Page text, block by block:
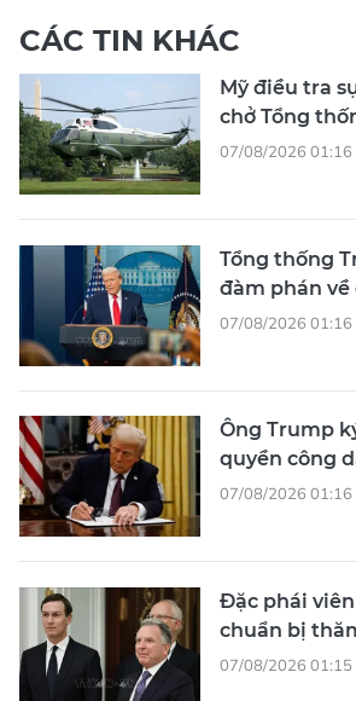
CÁC TIN KHÁC
Mỹ điều tra
chở Tổng
07/08/2026 01:16
Tổng thống
đàm phán về
07/08/2026 01:16
Ông Trump
quyền công
07/08/2026 01:16
Đặc phái
chuẩn bị
07/08/2026 01:15